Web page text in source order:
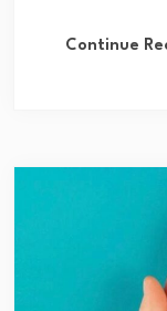
Continue